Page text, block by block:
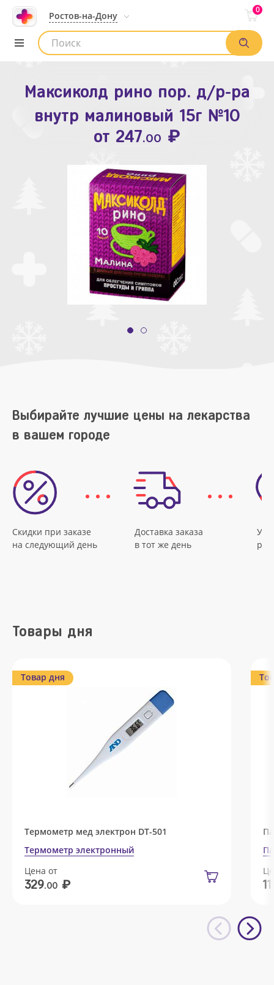
Ростов-на-Дону
0
Список аптек
Максиколд рино пор. д/р-ра
внутр малиновый 15г №10
от 247.00 ₽
Зодак таб. п.п.о. 10мг №10
от109.80 ₽
Выбирайте лучшие цены на лекарства
в вашем городе
Скидки при заказе
на следующий день
Доставка заказа
в тот же день
Товары дня
Товар дня
Термометр мед электрон DT-501
Термометр электронный
Цена от
329.00 ₽ 11